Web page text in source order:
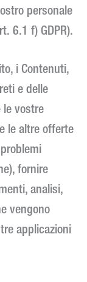
personale
6.1 f) GDPR).
i Contenuti,
e delle
le vostre
le altre offerte
fornire
analisi,
vengono
applicazioni